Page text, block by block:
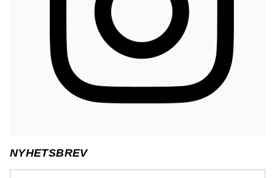
NYHETSBREV